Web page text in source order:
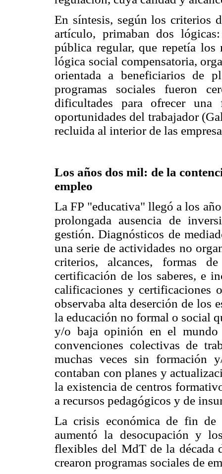
En síntesis, según los criterios
artículo, primaban dos
pública regular, que repetía
lógica social compensatoria,
orientada a beneficiarios de
programas sociales fueron
dificultades para ofrecer una
oportunidades del trabajador
recluida al interior de las
Los años dos mil: de la
empleo
La FP "educativa" llegó a los
prolongada ausencia de
gestión. Diagnósticos de
una serie de actividades no
criterios, alcances, formas
certificación de los saberes, e
calificaciones y certificaciones
observaba alta deserción de los
la educación no formal o social
y/o baja opinión en el mundo
convenciones colectivas de
muchas veces sin formación
contaban con planes y
la existencia de centros
a recursos pedagógicos y de
La crisis económica de fin
aumentó la desocupación y
flexibles del MdT de la década
crearon programas sociales de